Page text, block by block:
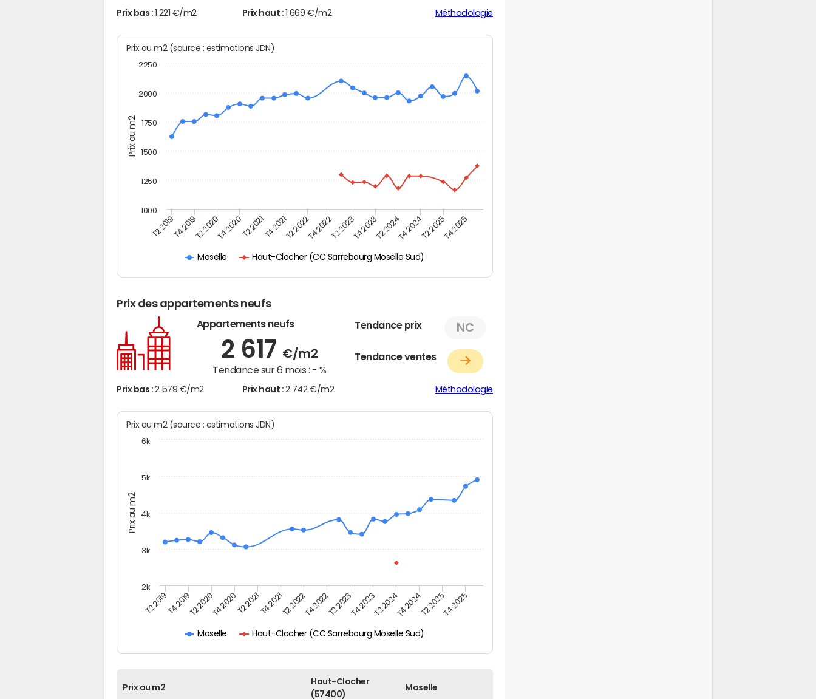
Prix bas : 1 221 €/m2 Prix haut : 1 669 €/m2 Méthodologie
Prix au m2
Prix au m2 (source : estimations JDN)
Moselle Haut-Clocher (CC Sarrebourg Moselle Sud)
T2 2019T4 2019T2 2020T4 2020T2 2021T4 2021T2 2022T4 2022T2 2023T4 2023T2 2024T4 2024T2 2025T4 2025
1000
1250
1500
1750
2000
2250
Prix des appartements neufs
Appartements neufs
2 617 €/m2
Tendance sur 6 mois : - %
Tendance prix NC
Tendance ventes
Prix bas : 2 579 €/m2 Prix haut : 2 742 €/m2 Méthodologie
Prix au m2
Prix au m2 (source : estimations JDN)
Moselle Haut-Clocher (CC Sarrebourg Moselle Sud)
T2 2019T4 2019T2 2020T4 2020T2 2021T4 2021T2 2022T4 2022T2 2023T4 2023T2 2024T4 2024T2 2025T4 2025
3k
4k
5k
2k
6k
Prix au m2
Haut-Clocher
(57400)
Moselle